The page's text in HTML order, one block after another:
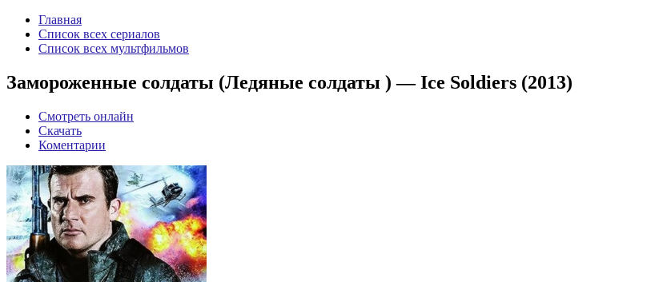
Главная
Список всех сериалов
Список всех мультфильмов
Замороженные солдаты (Ледяные солдаты ) — Ice Soldiers (2013)
Смотреть онлайн
Скачать
Коментарии